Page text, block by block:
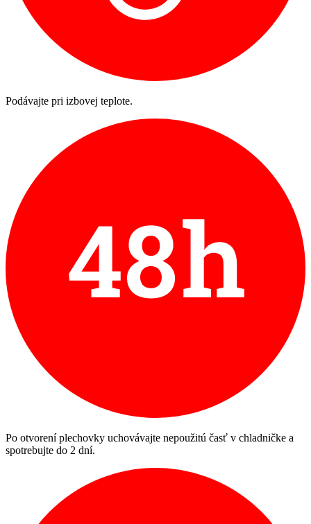
Podávajte pri izbovej teplote.
Po otvorení plechovky uchovávajte nepoužitú časť v chladničke a
spotrebujte do 2 dní.